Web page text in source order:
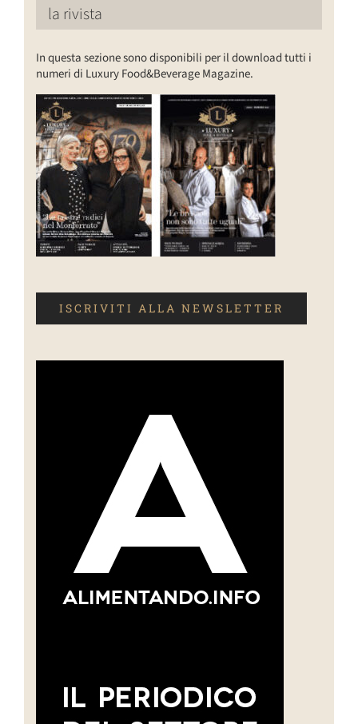
la rivista
In questa sezione sono disponibili per il download tutti i
numeri di Luxury Food&Beverage Magazine.
ISCRIVITI ALLA NEWSLETTER